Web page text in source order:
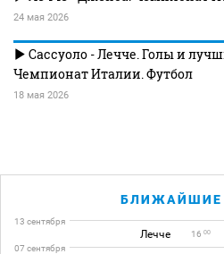
24 мая 2026
Сассуоло - Лечче. Голы и
Чемпионат Италии. Футбол
18 мая 2026
БЛИЖАЙШИЕ
13 сентября
Лечче 16 00
07 сентября